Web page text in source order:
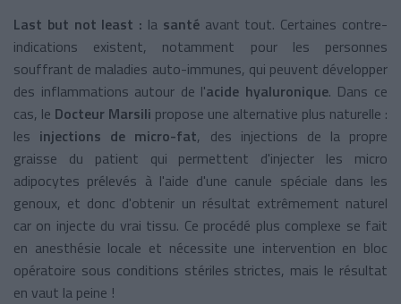
Last but not least : la santé avant tout. Certaines contre-
indications existent, notamment pour les personnes
souffrant de maladies auto-immunes, qui peuvent développer
des inflammations autour de l'acide hyaluronique. Dans ce
cas, le Docteur Marsili propose une alternative plus naturelle :
les injections de micro-fat, des injections de la propre
graisse du patient qui permettent d'injecter les micro
adipocytes prélevés à l'aide d'une canule spéciale dans les
genoux, et donc d'obtenir un résultat extrêmement naturel
car on injecte du vrai tissu. Ce procédé plus complexe se fait
en anesthésie locale et nécessite une intervention en bloc
opératoire sous conditions stériles strictes, mais le résultat
en vaut la peine !